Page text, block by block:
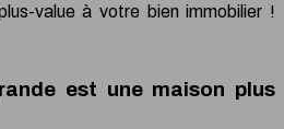
value à votre bien immobilier !
est une maison plus